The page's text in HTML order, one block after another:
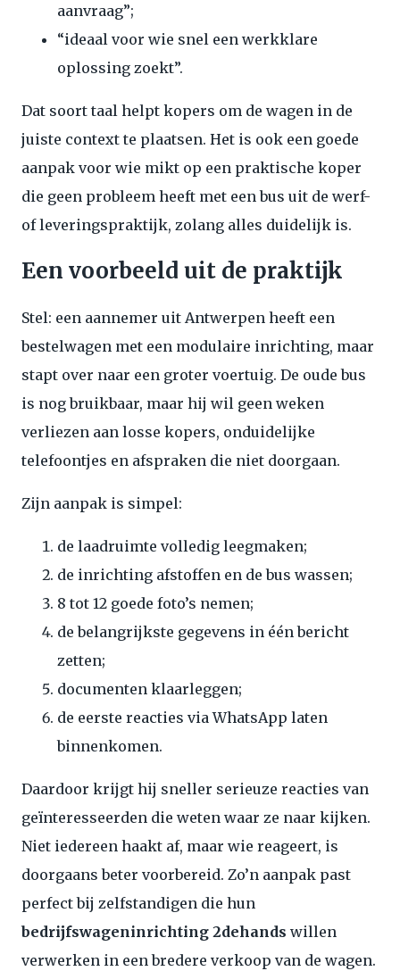
aanvraag”;
“ideaal voor wie snel een werkklare
oplossing zoekt”.
Dat soort taal helpt kopers om de wagen in de
juiste context te plaatsen. Het is ook een goede
aanpak voor wie mikt op een praktische koper
die geen probleem heeft met een bus uit de werf-
of leveringspraktijk, zolang alles duidelijk is.
Een voorbeeld uit de praktijk
Stel: een aannemer uit Antwerpen heeft een
bestelwagen met een modulaire inrichting, maar
stapt over naar een groter voertuig. De oude bus
is nog bruikbaar, maar hij wil geen weken
verliezen aan losse kopers, onduidelijke
telefoontjes en afspraken die niet doorgaan.
Zijn aanpak is simpel:
de laadruimte volledig leegmaken;
de inrichting afstoffen en de bus wassen;
8 tot 12 goede foto’s nemen;
de belangrijkste gegevens in één bericht
zetten;
documenten klaarleggen;
de eerste reacties via WhatsApp laten
binnenkomen.
Daardoor krijgt hij sneller serieuze reacties van
geïnteresseerden die weten waar ze naar kijken.
Niet iedereen haakt af, maar wie reageert, is
doorgaans beter voorbereid. Zo’n aanpak past
perfect bij zelfstandigen die hun
bedrijfswageninrichting 2dehands willen
verwerken in een bredere verkoop van de wagen.